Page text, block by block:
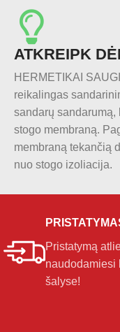
ATKREIPK
HERMETIKAI
reikalingas
sandarų
stogo membraną.
membraną tekančią
nuo stogo izoliacija.
Pristatymą
naudodamiesi
šalyse!